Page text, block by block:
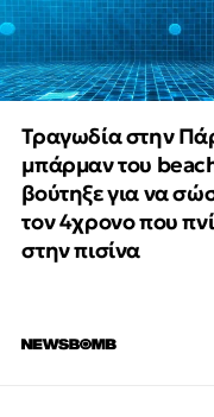
Τραγωδία στην
μπάρμαν του
βούτηξε για να
τον 4χρονο που
στην πισίνα